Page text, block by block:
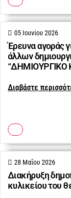
Έρευνα αγοράς
άλλων
“ΔΗΜΙΟΥΡΓΙΚΟ
05 Ιουνίου 2026
Διαβάστε
Διακήρυξη
κυλικείου του
28 Μαΐου 2026